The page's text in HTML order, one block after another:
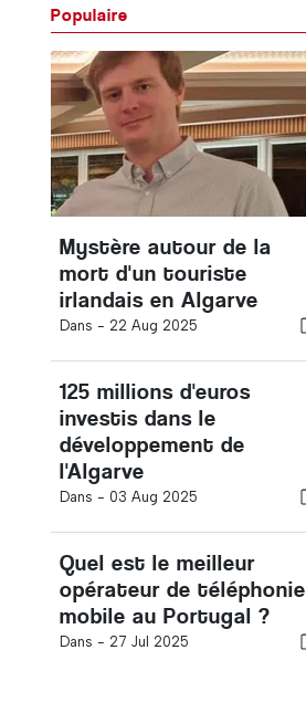
Populaire
Mystère autour de la
mort d'un touriste
irlandais en Algarve
Dans - 22 Aug 2025
125 millions d'euros
investis dans le
développement de
l'Algarve
Dans - 03 Aug 2025
Quel est le meilleur
opérateur de téléphonie
mobile au Portugal ?
Dans - 27 Jul 2025